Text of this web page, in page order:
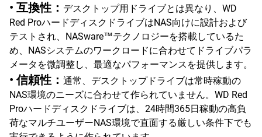
• 互換性： デスクトップ用ドライブとは異なり、WD
Red ProハードディスクドライブはNAS向けに設計および
テストされ、NASware™テクノロジーを搭載しているた
め、NASシステムのワークロードに合わせてドライブパラ
メータを微調整し、最適なパフォーマンスを提供します。
• 信頼性： 通常、デスクトップドライブは常時稼動の
NAS環境のニーズに合わせて作られていません。WD Red
Proハードディスクドライブは、24時間365日稼動の高負
荷なマルチユーザーNAS環境で直面する厳しい条件下でも